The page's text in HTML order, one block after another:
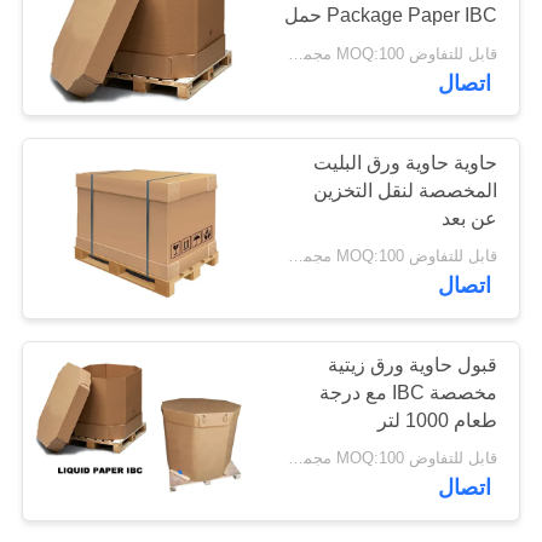
خريطة
الموقع
PRIVACY
POLICY
أكياس ورق العشب
113
أكياس ورق صمام
139
Package Paper IBC حمل
مع حقيبة الخط
قابل للتفاوض MOQ:100 مجموعة
اتصال
حاوية حاوية ورق البليت
المخصصة لنقل التخزين
عن بعد
قابل للتفاوض MOQ:100 مجموعة
اتصال
قبول حاوية ورق زيتية
مخصصة IBC مع درجة
طعام 1000 لتر
قابل للتفاوض MOQ:100 مجموعة
اتصال